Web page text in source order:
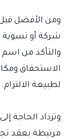
ومن الأفضل
شركة أو تسوية
والتأكد من اسم
الاستحقاق
لطبيعة الالتزام.
وتزداد الحاجة
مرتبطة بعقد